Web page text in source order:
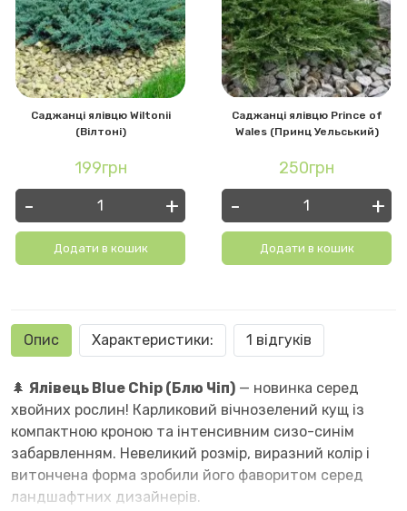
Саджанці ялівцю Wiltonii
(Вілтоні)
199грн
- +
Додати в кошик
Саджанці ялівцю Prince of
Wales (Принц Уельський)
250грн
- +
Додати в кошик
Опис Характеристики: 1 відгуків
🌲 Ялівець Blue Chip (Блю Чіп) — новинка серед
хвойних рослин! Карликовий вічнозелений кущ із
компактною кроною та інтенсивним сизо-синім
забарвленням. Невеликий розмір, виразний колір і
витончена форма зробили його фаворитом серед
ландшафтних дизайнерів.